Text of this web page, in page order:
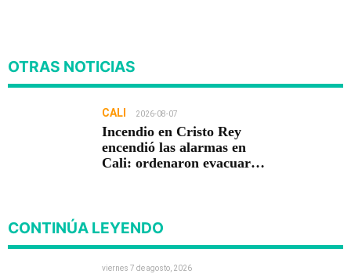
OTRAS NOTICIAS
CALI 2026-08-07
Incendio en Cristo Rey
encendió las alarmas en
Cali: ordenaron evacuar
CONTINÚA LEYENDO
viernes 7 de agosto, 2026